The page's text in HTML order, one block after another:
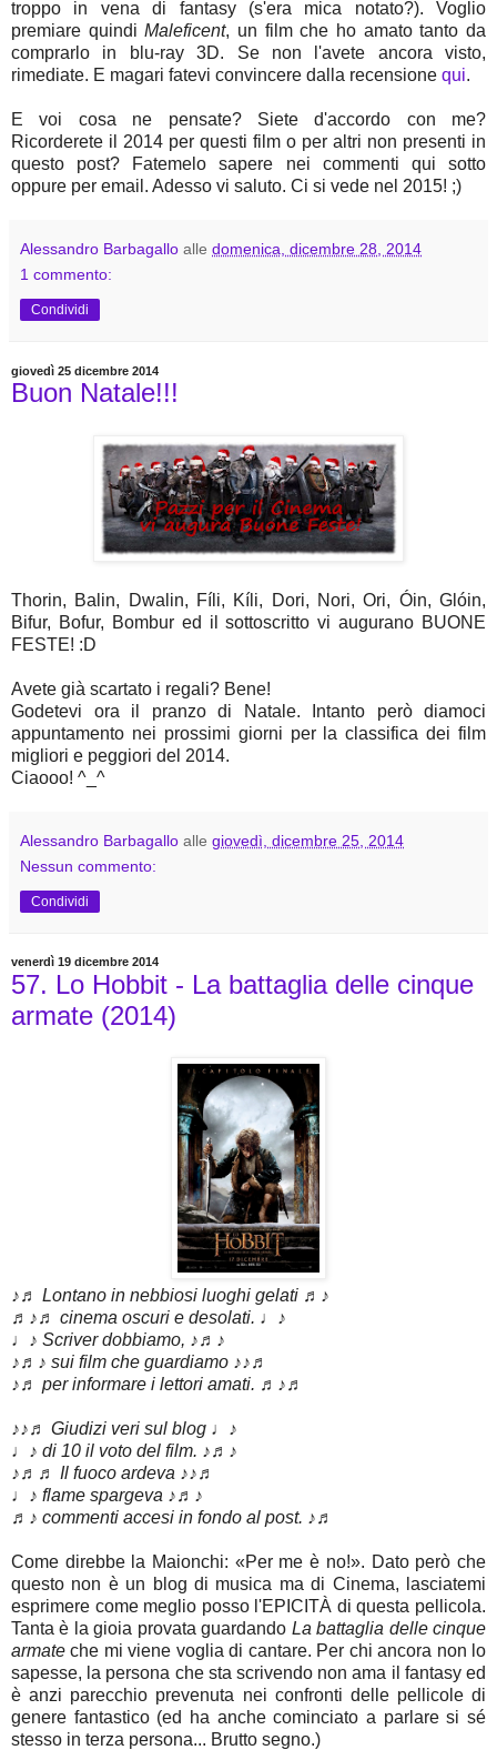
troppo in vena di fantasy (s'era mica notato?). Voglio
premiare quindiMaleficent, un film che ho amato tanto da
comprarlo in blu-ray 3D. Se non l'avete ancora visto,
rimediate. E magari fatevi convincere dalla recensione qui.
E voi cosa ne pensate? Siete d'accordo con me?
Ricorderete il 2014 per questi film o per altri non presenti in
questo post? Fatemelo sapere nei commenti qui sotto
oppure per email. Adesso vi saluto. Ci si vede nel 2015! ;)
Alessandro Barbagallo alle domenica, dicembre 28, 2014
1 commento:
Condividi
giovedì 25 dicembre 2014
Buon Natale!!!
Thorin, Balin, Dwalin, Fíli, Kíli, Dori, Nori, Ori, Óin, Glóin,
Bifur, Bofur, Bombur ed il sottoscritto vi augurano BUONE
FESTE! :D
Avete già scartato i regali? Bene!
Godetevi ora il pranzo di Natale. Intanto però diamoci
appuntamento nei prossimi giorni per la classifica dei film
migliori e peggiori del 2014.
Ciaooo! ^_^
Alessandro Barbagallo alle giovedì, dicembre 25, 2014
Nessun commento:
Condividi
venerdì 19 dicembre 2014
57. Lo Hobbit - La battaglia delle cinque
armate (2014)
♪♬ Lontano in nebbiosi luoghi gelati ♬♪
♬♪♬ cinema oscuri e desolati. ♩♪
♩♪ Scriver dobbiamo, ♪♬♪
♪♬♪ sui film che guardiamo ♪♪♬
♪♬ per informare i lettori amati. ♬♪♬
♪♪♬ Giudizi veri sul blog ♩♪
♩♪ di 10 il voto del film. ♪♬♪
♪♬♬ Il fuoco ardeva ♪♪♬
♩♪ flame spargeva ♪♬♪
♬♪ commenti accesi in fondo al post. ♪♬
Come direbbe la Maionchi: «Per me è no!». Dato però che
questo non è un blog di musica ma di Cinema, lasciatemi
esprimere come meglio posso l'EPICITÀ di questa pellicola.
Tanta è la gioia provata guardando La battaglia delle cinque
armate che mi viene voglia di cantare. Per chi ancora non lo
sapesse, la persona che sta scrivendo non ama il fantasy ed
è anzi parecchio prevenuta nei confronti delle pellicole di
genere fantastico (ed ha anche cominciato a parlare si sé
stesso in terza persona... Brutto segno.)